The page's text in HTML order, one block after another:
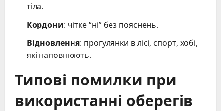
тіла.
Кордони: чітке “ні” без пояснень.
Відновлення: прогулянки в лісі, спорт, хобі,
які наповнюють.
Типові помилки при
використанні оберегів